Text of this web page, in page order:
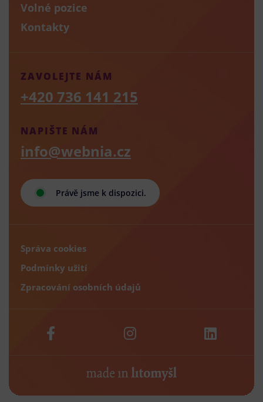
Volné pozice
Kontakty
Právě jsme k dispozici.
NAPIŠTE NÁM
info@webnia.cz
ZAVOLEJTE NÁM
+420 736 141 215
Správa cookies
Podmínky užití
Zpracování osobních údajů